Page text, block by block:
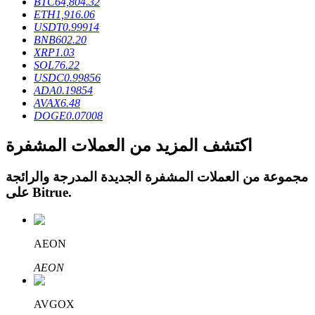
القروض
خدمة الاقتراض المدعومة بالعملات المشفرة
ETH1,916.06
USDT0.99914
BNB602.20
XRP1.03
SOL76.22
USDC0.99856
ADA0.19854
AVAX6.48
DOGE0.07008
اكتشف المزيد من العملات المشفرة
مجموعة من العملات المشفرة الجديدة المدرجة والرائجة
Bitrue.
AEON
AEON
AVGOX